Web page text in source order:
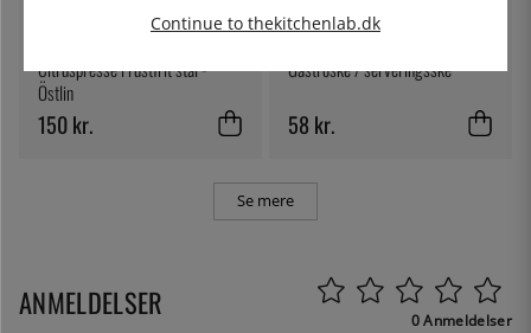
Citruspresse i rustfrit stål -
Östlin
150 kr.
Gastroske / serveringsske
58 kr.
Se mere
ANMELDELSER 0 Anmeldelser
Continue to thekitchenlab.dk